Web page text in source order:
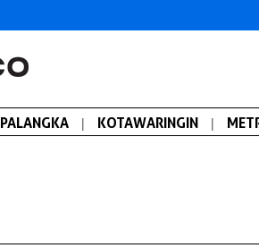
PALANGKA | KOTAWARINGIN |